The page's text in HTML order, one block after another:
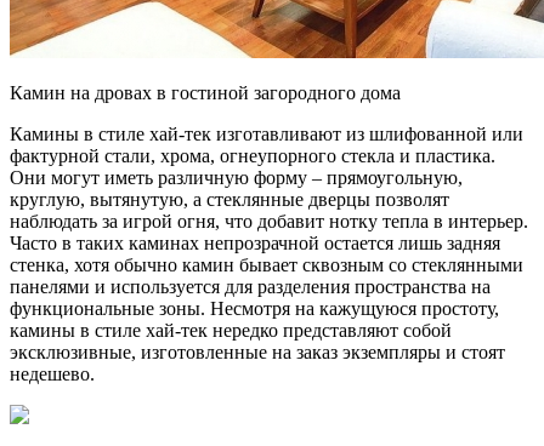
Камин на дровах в гостиной загородного дома
Камины в стиле хай-тек изготавливают из шлифованной или
фактурной стали, хрома, огнеупорного стекла и пластика.
Они могут иметь различную форму – прямоугольную,
круглую, вытянутую, а стеклянные дверцы позволят
наблюдать за игрой огня, что добавит нотку тепла в интерьер.
Часто в таких каминах непрозрачной остается лишь задняя
стенка, хотя обычно камин бывает сквозным со стеклянными
панелями и используется для разделения пространства на
функциональные зоны. Несмотря на кажущуюся простоту,
камины в стиле хай-тек нередко представляют собой
эксклюзивные, изготовленные на заказ экземпляры и стоят
недешево.